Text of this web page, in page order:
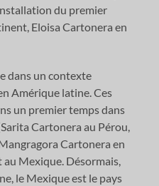
du premier
Eloisa Cartonera en
dans un contexte
Amérique latine. Ces
un premier temps dans
Cartonera au Pérou,
Cartonera en
Mexique. Désormais,
le Mexique est le pays